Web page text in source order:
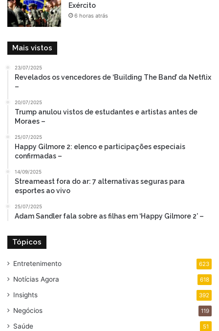
Exército
6 horas atrás
Mais vistos
23/07/2025
Revelados os vencedores de ‘Building The Band’ da Netflix
–
20/07/2025
Trump anulou vistos de estudantes e artistas antes de
Moraes –
25/07/2025
Happy Gilmore 2: elenco e participações especiais
confirmadas –
14/09/2025
Streameast fora do ar: 7 alternativas seguras para
esportes ao vivo
25/07/2025
Adam Sandler fala sobre as filhas em ‘Happy Gilmore 2’ –
Tópicos
Entretenimento 623
Notícias Agora 618
Insights 392
Negócios 119
Saúde 51